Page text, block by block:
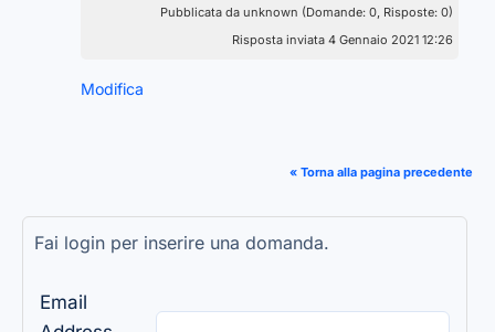
Pubblicata da unknown (Domande: 0, Risposte: 0)
Risposta inviata 4 Gennaio 2021 12:26
Modifica
« Torna alla pagina precedente
Fai login per inserire una domanda.
Email